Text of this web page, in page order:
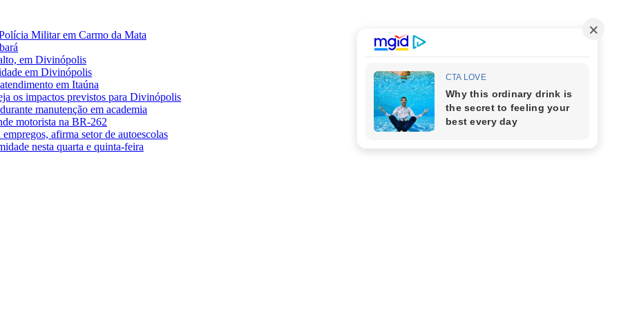
Militar em Carmo da Mata
em Divinópolis
em Divinópolis
em Itaúna
os impactos previstos para Divinópolis
manutenção em academia
motorista na BR-262
afirma setor de autoescolas
nesta quarta e quinta-feira